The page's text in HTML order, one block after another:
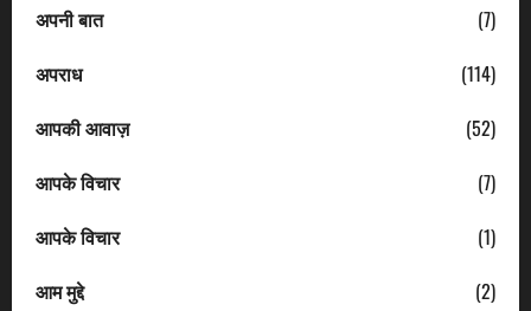
अपनी बात
(7)
अपराध
(114)
आपकी आवाज़
(52)
आपके विचार
(7)
आपके विचार
(1)
आम मुद्दे
(2)